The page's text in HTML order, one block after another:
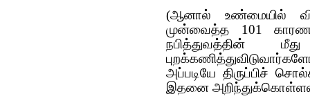
(ஆனால் உண்மையில்
முன்வைத்த 101
நபித்துவத்தின்
அப்படியே திருப்பிச்
இதனை